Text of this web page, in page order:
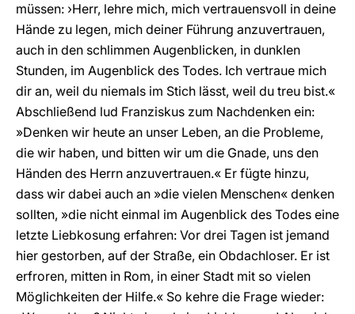
müssen: ›Herr, lehre mich, mich vertrauensvoll in deine
Hände zu legen, mich deiner Führung anzuvertrauen,
auch in den schlimmen Augenblicken, in dunklen
Stunden, im Augenblick des Todes. Ich vertraue mich
dir an, weil du niemals im Stich lässt, weil du treu bist.«
Abschließend lud Franziskus zum Nachdenken ein:
»Denken wir heute an unser Leben, an die Probleme,
die wir haben, und bitten wir um die Gnade, uns den
Händen des Herrn anzuvertrauen.« Er fügte hinzu,
dass wir dabei auch an »die vielen Menschen« denken
sollten, »die nicht einmal im Augenblick des Todes eine
letzte Liebkosung erfahren: Vor drei Tagen ist jemand
hier gestorben, auf der Straße, ein Obdachloser. Er ist
erfroren, mitten in Rom, in einer Stadt mit so vielen
Möglichkeiten der Hilfe.« So kehre die Frage wieder: